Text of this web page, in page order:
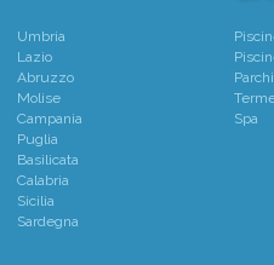
Umbria
Lazio
Abruzzo
Molise
Campania
Puglia
Basilicata
Calabria
Sicilia
Sardegna
Spa